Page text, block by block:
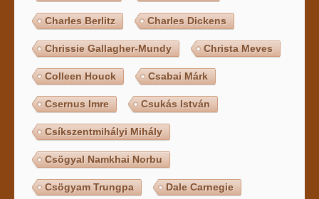
Charles Berlitz Charles Dickens
Chrissie Gallagher-Mundy Christa Meves
Colleen Houck Csabai Márk
Csernus Imre Csukás István
Csíkszentmihályi Mihály
Csögyal Namkhai Norbu
Csögyam Trungpa Dale Carnegie